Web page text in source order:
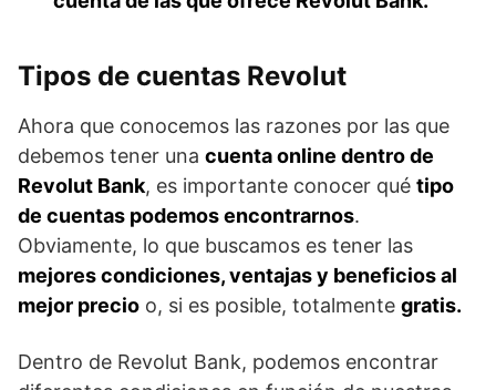
Tipos de cuentas Revolut
Ahora que conocemos las razones por las que
debemos tener una cuenta online dentro de
Revolut Bank, es importante conocer qué tipo
de cuentas podemos encontrarnos.
Obviamente, lo que buscamos es tener las
mejores condiciones, ventajas y beneficios al
mejor precio o, si es posible, totalmente gratis.
Dentro de Revolut Bank, podemos encontrar